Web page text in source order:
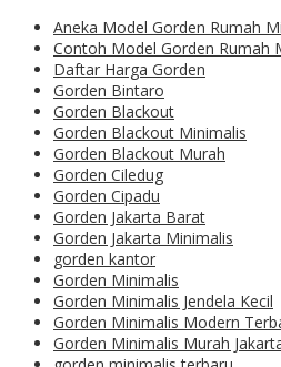
Aneka Model Gorden Rumah
Contoh Model Gorden Rumah
Daftar Harga Gorden
Gorden Bintaro
Gorden Blackout
Gorden Blackout Minimalis
Gorden Blackout Murah
Gorden Ciledug
Gorden Cipadu
Gorden Jakarta Barat
Gorden Jakarta Minimalis
gorden kantor
Gorden Minimalis
Gorden Minimalis Jendela Kecil
Gorden Minimalis Modern
Gorden Minimalis Murah